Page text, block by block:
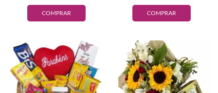
COMPRAR COMPRAR